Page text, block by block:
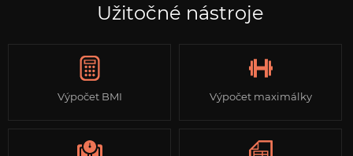
Užitočné nástroje
Výpočet BMI Výpočet maximálky